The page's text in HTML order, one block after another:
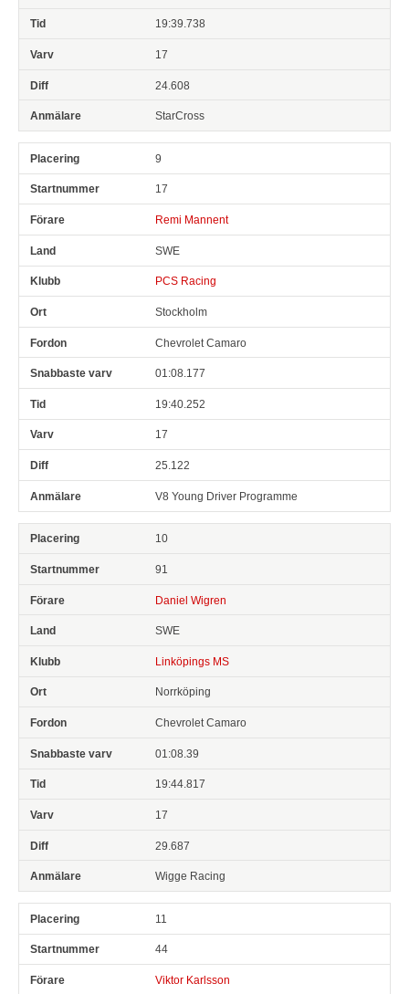
19:39.738
17
24.608
StarCross
9
17
Remi Mannent
SWE
PCS Racing
Stockholm
Chevrolet Camaro
01:08.177
19:40.252
17
25.122
V8 Young Driver Programme
10
91
Daniel Wigren
SWE
Linköpings MS
Norrköping
Chevrolet Camaro
01:08.39
19:44.817
17
29.687
Wigge Racing
11
44
Viktor Karlsson